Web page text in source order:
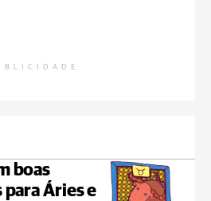
boas
Áries e